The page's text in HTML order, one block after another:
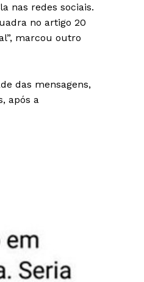
nas redes sociais.
no artigo 20
marcou outro
das mensagens,
após a